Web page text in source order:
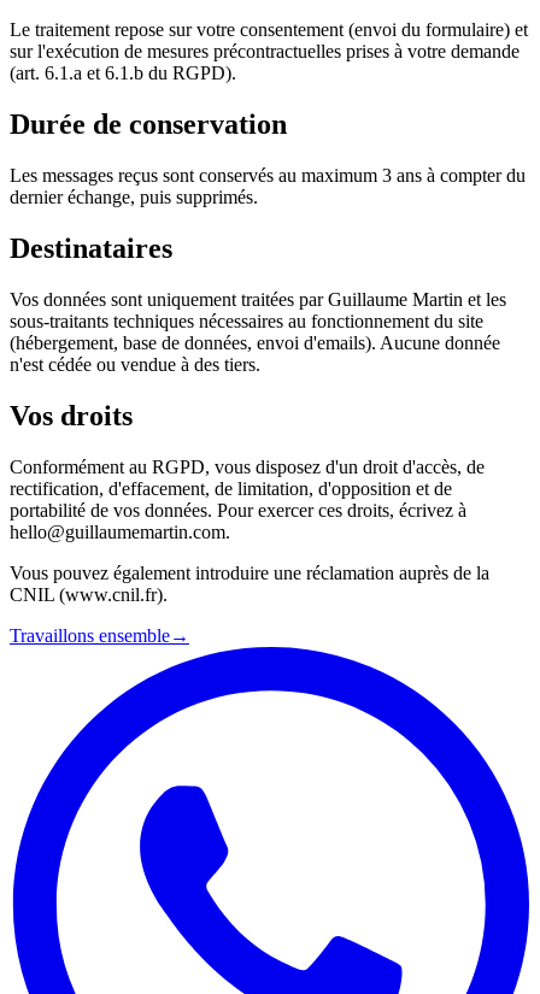
Le traitement repose sur votre consentement (envoi du formulaire) et
sur l'exécution de mesures précontractuelles prises à votre demande
(art. 6.1.a et 6.1.b du RGPD).
Durée de conservation
Les messages reçus sont conservés au maximum 3 ans à compter du
dernier échange, puis supprimés.
Destinataires
Vos données sont uniquement traitées par Guillaume Martin et les
sous-traitants techniques nécessaires au fonctionnement du site
(hébergement, base de données, envoi d'emails). Aucune donnée
n'est cédée ou vendue à des tiers.
Vos droits
Conformément au RGPD, vous disposez d'un droit d'accès, de
rectification, d'effacement, de limitation, d'opposition et de
portabilité de vos données. Pour exercer ces droits, écrivez à
hello@guillaumemartin.com.
Vous pouvez également introduire une réclamation auprès de la
CNIL (www.cnil.fr).
Travaillons ensemble→